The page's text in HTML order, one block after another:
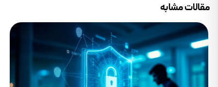
مقالات مشابه